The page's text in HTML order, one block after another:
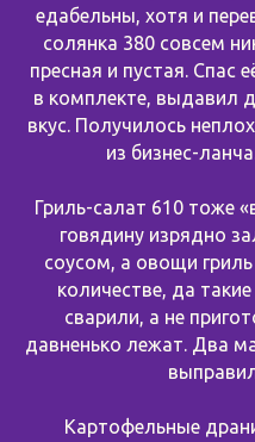
едабельны, хотя и
солянка 380 совсем
пресная и пустая. Спас
в комплекте, выдавил
вкус. Получилось
из бизнес-
Гриль-салат 610 тоже
говядину изрядно
соусом, а овощи
количестве, да
сварили, а не
давненько лежат. Два
Картофельные